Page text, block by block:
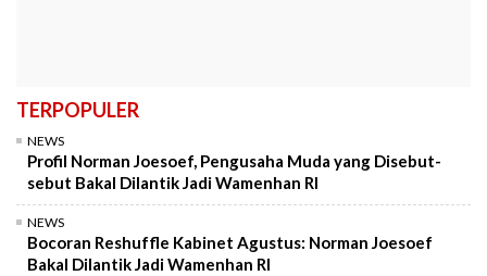
TERPOPULER
NEWS
Profil Norman Joesoef, Pengusaha Muda yang Disebut-
sebut Bakal Dilantik Jadi Wamenhan RI
NEWS
Bocoran Reshuffle Kabinet Agustus: Norman Joesoef
Bakal Dilantik Jadi Wamenhan RI